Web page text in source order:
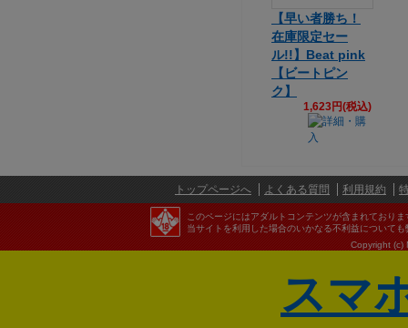
【早い者勝ち！
在庫限定セー
ル!!】Beat pink
【ビートピン
ク】
1,623円(税込)
トップページへ よくある質問 利用規約
このページにはアダルトコンテンツが含まれており
当サイトを利用した場合のいかなる不利益について
Copyright (c)
スマ